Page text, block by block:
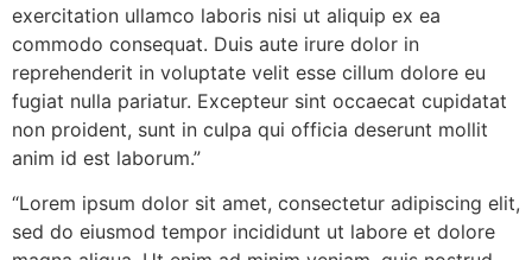
exercitation ullamco laboris nisi ut aliquip ex ea
commodo consequat. Duis aute irure dolor in
reprehenderit in voluptate velit esse cillum dolore eu
fugiat nulla pariatur. Excepteur sint occaecat cupidatat
non proident, sunt in culpa qui officia deserunt mollit
anim id est laborum.”
“Lorem ipsum dolor sit amet, consectetur adipiscing elit,
sed do eiusmod tempor incididunt ut labore et dolore